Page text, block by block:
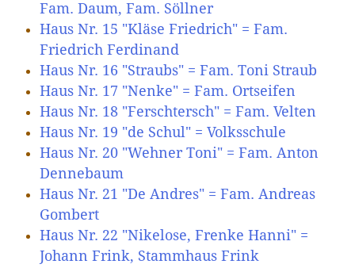
Fam. Daum, Fam. Söllner
Haus Nr. 15 "Kläse Friedrich" = Fam.
Friedrich Ferdinand
Haus Nr. 16 "Straubs" = Fam. Toni Straub
Haus Nr. 17 "Nenke" = Fam. Ortseifen
Haus Nr. 18 "Ferschtersch" = Fam. Velten
Haus Nr. 19 "de Schul" = Volksschule
Haus Nr. 20 "Wehner Toni" = Fam. Anton
Dennebaum
Haus Nr. 21 "De Andres" = Fam. Andreas
Gombert
Haus Nr. 22 "Nikelose, Frenke Hanni" =
Johann Frink, Stammhaus Frink